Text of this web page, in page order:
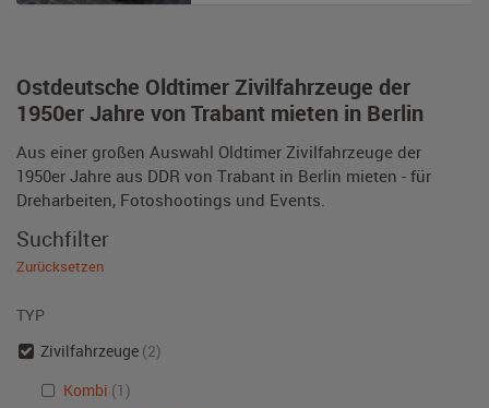
Ostdeutsche Oldtimer Zivilfahrzeuge der
1950er Jahre von Trabant mieten in Berlin
Aus einer großen Auswahl Oldtimer Zivilfahrzeuge der
1950er Jahre aus DDR von Trabant in Berlin mieten - für
Dreharbeiten, Fotoshootings und Events.
Suchfilter
Zurücksetzen
TYP
Zivilfahrzeuge (2)
Kombi (1)